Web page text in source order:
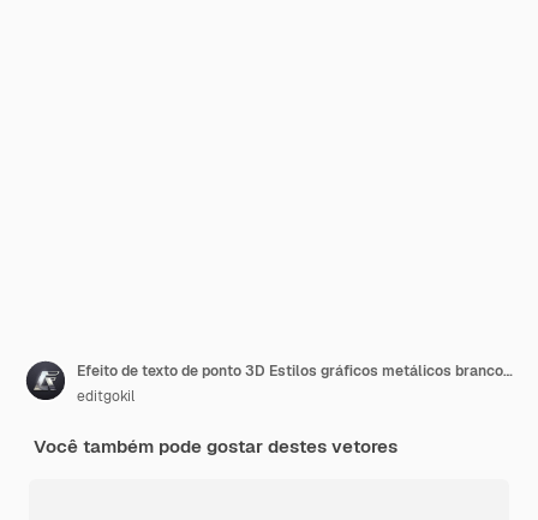
Efeito de texto de ponto 3D Estilos gráficos metálicos brancos e brilhantes editáveis
editgokil
Você também pode gostar destes vetores